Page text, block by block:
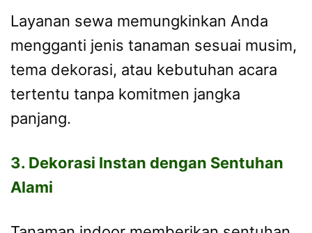
Layanan sewa memungkinkan Anda
mengganti jenis tanaman sesuai musim,
tema dekorasi, atau kebutuhan acara
tertentu tanpa komitmen jangka
panjang.
3. Dekorasi Instan dengan Sentuhan
Alami